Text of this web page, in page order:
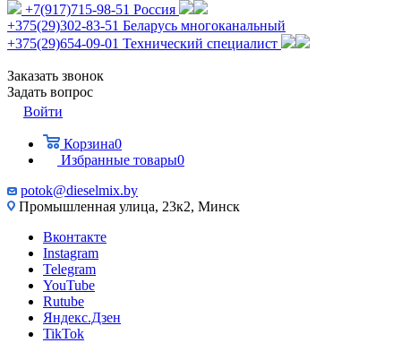
+7(917)715-98-51 Россия
+375(29)302-83-51 Беларусь многоканальный
+375(29)654-09-01 Технический специалист
Заказать звонок
Задать вопрос
Войти
Корзина0
Избранные товары0
potok@dieselmix.by
Промышленная улица, 23к2, Минск
Вконтакте
Instagram
Telegram
YouTube
Rutube
Яндекс.Дзен
TikTok